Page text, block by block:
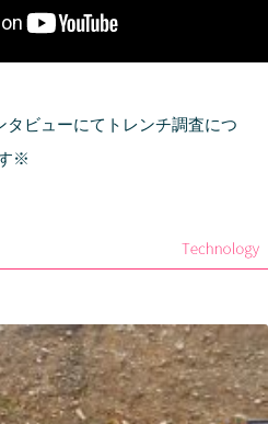
タビューにてトレンチ調査につ
※